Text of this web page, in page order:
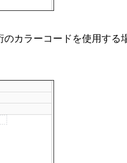
カラーコードを使用する